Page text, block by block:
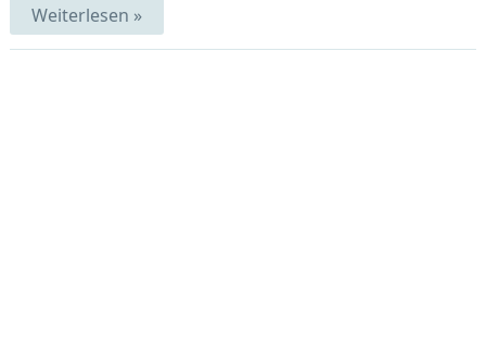
Vielseitige
Schöpfungen
|
Weiterlesen »